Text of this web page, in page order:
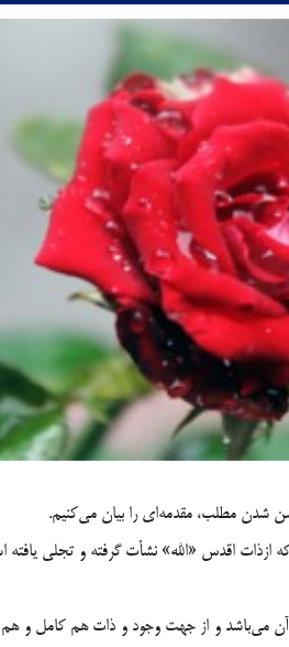
مطلب، مقدمه‌اي را بيان مي‌كنيم.
اقدس «الله» نشأت گرفته و تجلي
مي‌باشد و از جهت وجود و ذات هم كامل و هم